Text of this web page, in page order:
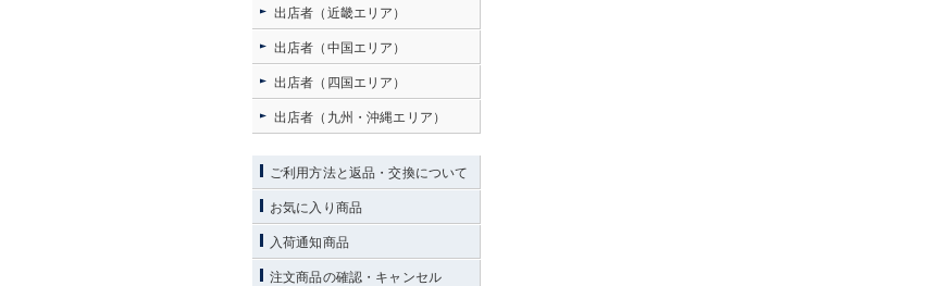
出店者（近畿エリア）
出店者（中国エリア）
出店者（四国エリア）
出店者（九州・沖縄エリア）
ご利用方法と返品・交換について
お気に入り商品
入荷通知商品
注文商品の確認・キャンセル